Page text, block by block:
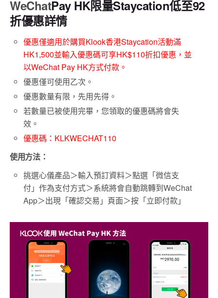
WeChatPay HK限量Staycation低至92
折優惠詳情
優惠僅適用於購買Klook香港Staycation活動滿
HK1,500並輸入優惠碼可享HK$110折扣優惠，並
以WeChat Pay HK方式付款。
優惠僅可使用乙次。
優惠數量有限，先用先得。
若數量已被使用完畢，您領取的優惠碼將會失
效。
優惠碼：KLKWECHAT110
使用方法：
挑選心儀產品＞輸入預訂資料＞點選「微信支
付」作為支付方式＞系統將會自動跳轉到WeChat
App＞出現「確認交易」頁面＞按「立即付款」